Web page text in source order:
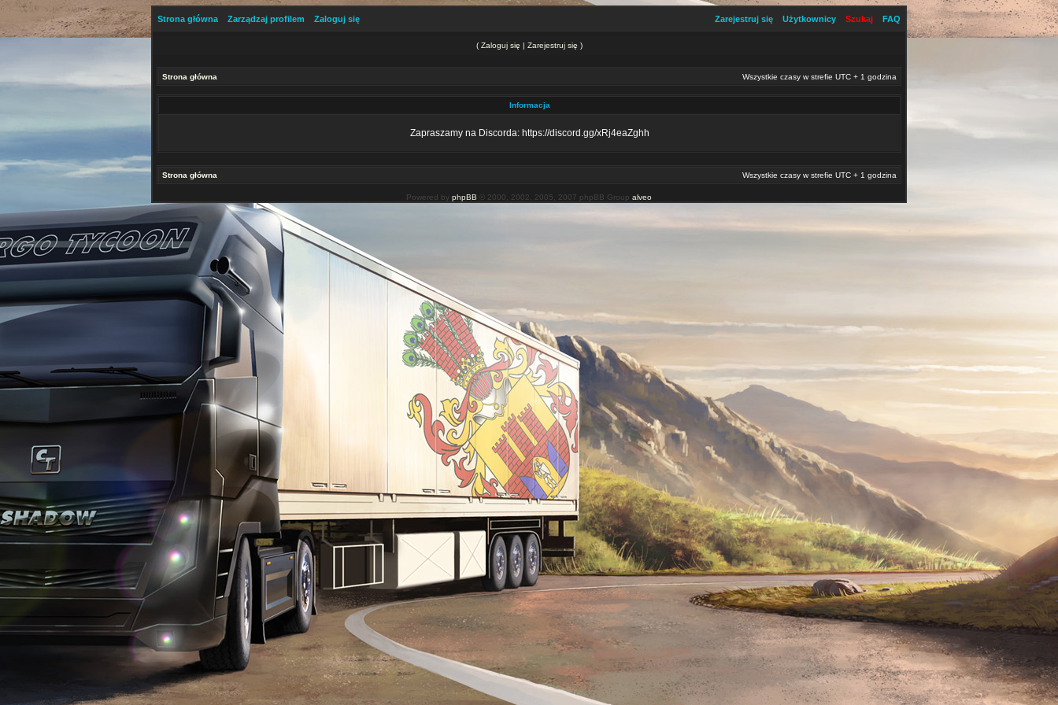
Strona główna Zarządzaj profilem Zaloguj się FAQ
Szukaj
Użytkownicy
Zarejestruj się
( Zaloguj się | Zarejestruj się )
Strona główna Wszystkie czasy w strefie UTC + 1 godzina
Informacja
Zapraszamy na Discorda: https://discord.gg/xRj4eaZghh
Strona główna Wszystkie czasy w strefie UTC + 1 godzina
Powered by phpBB © 2000, 2002, 2005, 2007 phpBB Group alveo